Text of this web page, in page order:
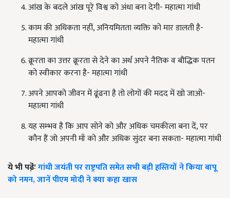
आंख के बदले आंख पूरे विश्व को अंधा बना देगी- महात्मा गांधी
काम की अधिकता नहीं, अनियमितता व्यक्ति को मार डालती है-
महात्मा गांधी
क्रूरता का उत्तर क्रूरता से देने का अर्थ अपने नैतिक व बौद्धिक पतन
को स्वीकार करना है- महात्मा गांधी
अपने आपको जीवन में ढूंढना है तो लोगों की मदद में खो जाओ-
महात्मा गांधी
यह सम्भव है कि आप सोने को और अधिक चमकीला बना दें, पर
कौन हैं जो अपनी माँ को और अधिक सुंदर बना सकता- महात्मा गांधी
ये भी पढे़ंःगांधी जयंती पर राष्ट्रपति समेत सभी बड़ी हस्तियों ने किया बापू
को नमन, जानें पीएम मोदी ने क्या कहा खास